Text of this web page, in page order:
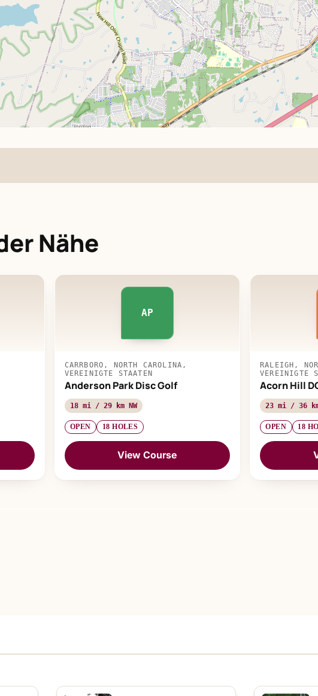
Nähe
AP
CARRBORO, NORTH CAROLINA,
VEREINIGTE STAATEN
Anderson Park Disc Golf
18 mi / 29 km NW
OPEN 18 HOLES
View Course
RALEIGH,
VEREINIGTE
Acorn Hill
23 mi / 36
OPEN 18